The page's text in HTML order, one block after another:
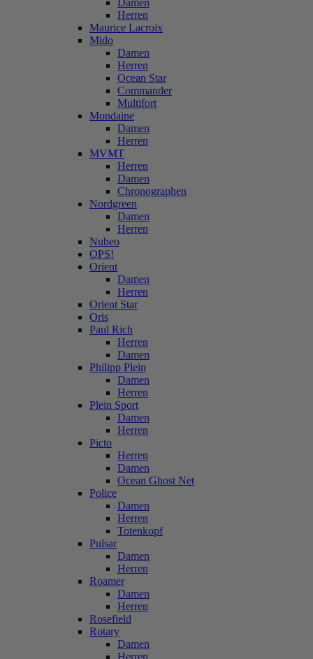
Damen
Herren
Maurice Lacroix
Mido
Damen
Herren
Ocean Star
Commander
Multifort
Mondaine
Damen
Herren
MVMT
Herren
Damen
Chronographen
Nordgreen
Damen
Herren
Nubeo
OPS!
Orient
Damen
Herren
Orient Star
Oris
Paul Rich
Herren
Damen
Philipp Plein
Damen
Herren
Plein Sport
Damen
Herren
Picto
Herren
Damen
Ocean Ghost Net
Police
Damen
Herren
Totenkopf
Pulsar
Damen
Herren
Roamer
Damen
Herren
Rosefield
Rotary
Damen
Herren